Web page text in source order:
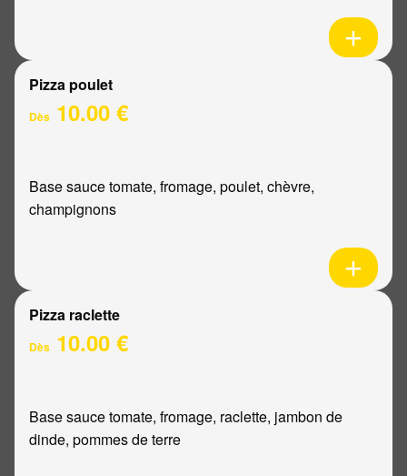
Pizza poulet
Dès 10.00 €
Base sauce tomate, fromage, poulet, chèvre,
champignons
Pizza raclette
Dès 10.00 €
Base sauce tomate, fromage, raclette, jambon de
dinde, pommes de terre